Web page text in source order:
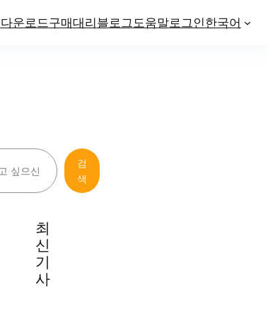
다운로드구매대리블로그 도움말로그인한국어
검
색
최
신
기
사